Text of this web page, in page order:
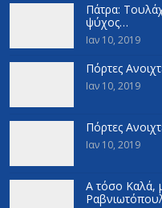
Πάτρα:
ψύχος…
Ιαν 10, 2019
Πόρτες
Ιαν 10, 2019
Πόρτες
Ιαν 10, 2019
Α τόσο Καλά,